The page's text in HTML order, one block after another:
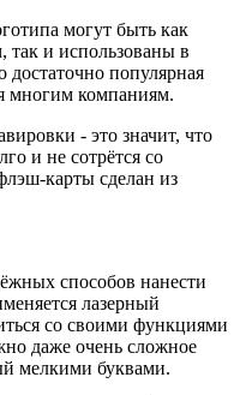
могут быть как
так и использованы в
популярная
многим компаниям.
- это значит, что
и не сотрётся со
карты сделан из
способов нанести
лазерный
со своими функциями
даже очень сложное
мелкими буквами.